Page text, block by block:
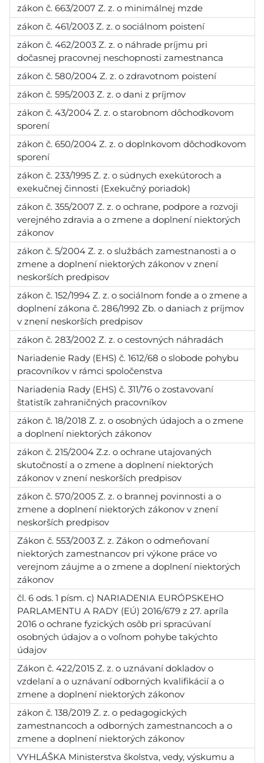
zákon č. 663/2007 Z. z. o minimálnej mzde
zákon č. 461/2003 Z. z. o sociálnom poistení
zákon č. 462/2003 Z. z. o náhrade príjmu pri
dočasnej pracovnej neschopnosti zamestnanca
zákon č. 580/2004 Z. z. o zdravotnom poistení
zákon č. 595/2003 Z. z. o dani z príjmov
zákon č. 43/2004 Z. z. o starobnom dôchodkovom
sporení
zákon č. 650/2004 Z. z. o doplnkovom dôchodkovom
sporení
zákon č. 233/1995 Z. z. o súdnych exekútoroch a
exekučnej činnosti (Exekučný poriadok)
zákon č. 355/2007 Z. z. o ochrane, podpore a rozvoji
verejného zdravia a o zmene a doplnení niektorých
zákonov
zákon č. 5/2004 Z. z. o službách zamestnanosti a o
zmene a doplnení niektorých zákonov v znení
neskorších predpisov
zákon č. 152/1994 Z. z. o sociálnom fonde a o zmene a
doplnení zákona č. 286/1992 Zb. o daniach z príjmov
v znení neskorších predpisov
zákon č. 283/2002 Z. z. o cestovných náhradách
Nariadenie Rady (EHS) č. 1612/68 o slobode pohybu
pracovníkov v rámci spoločenstva
Nariadenia Rady (EHS) č. 311/76 o zostavovaní
štatistík zahraničných pracovníkov
zákon č. 18/2018 Z. z. o osobných údajoch a o zmene
a doplnení niektorých zákonov
zákon č. 215/2004 Z.z. o ochrane utajovaných
skutočností a o zmene a doplnení niektorých
zákonov v znení neskorších predpisov
zákon č. 570/2005 Z. z. o brannej povinnosti a o
zmene a doplnení niektorých zákonov v znení
neskorších predpisov
Zákon č. 553/2003 Z. z. Zákon o odmeňovaní
niektorých zamestnancov pri výkone práce vo
verejnom záujme a o zmene a doplnení niektorých
zákonov
čl. 6 ods. 1 písm. c) NARIADENIA EURÓPSKEHO
PARLAMENTU A RADY (EÚ) 2016/679 z 27. apríla
2016 o ochrane fyzických osôb pri spracúvaní
osobných údajov a o voľnom pohybe takýchto
údajov
Zákon č. 422/2015 Z. z. o uznávaní dokladov o
vzdelaní a o uznávaní odborných kvalifikácií a o
zmene a doplnení niektorých zákonov
zákon č. 138/2019 Z. z. o pedagogických
zamestnancoch a odborných zamestnancoch a o
zmene a doplnení niektorých zákonov
VYHLÁŠKA Ministerstva školstva, vedy, výskumu a